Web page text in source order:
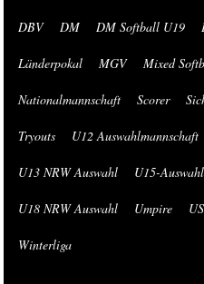
DBV DM DM Softball U19
Länderpokal MGV Mixed
Nationalmannschaft Scorer
Tryouts U12 Auswahlmannschaft
U13 NRW Auswahl U15-
U18 NRW Auswahl Umpire
Winterliga